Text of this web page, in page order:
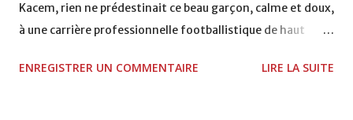
Kacem, rien ne prédestinait ce beau garçon, calme et doux,
à une carrière professionnelle footballistique de haut
également féru des armes, le jeune Zaki aura sa première
ENREGISTRER UN COMMENTAIRE LIRE LA SUITE